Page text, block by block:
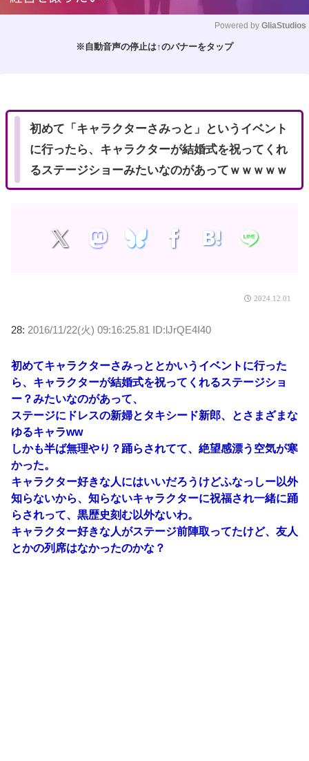
Powered by GliaStudios
※自動音声の停止は↑のバナーをタップ
初めて「キャラクターさみっと」というイベント
に行ったら、キャラクターが結婚式を祝ってくれ
るステージショーみたいなのがあってｗｗｗｗｗ
2024.12.01
28: 2016/11/22(火) 09:16:25.81 ID:lJrQE4I40
初めてキャラクターさみっととかいうイベントに行った
ら、キャラクターが結婚式を祝ってくれるステージショ
ー？みたいなのがあって、
ステージにドレスの新婦とタキシード新郎、とさまざまな
ゆるキャラww
しかも半ば無理やり？踊らされてて、絶望感漂う空気が寒
かった。
キャラクター好きな人にはいいだろうけどふなっしー以外
知らないから、知らないキャラクターに祝福され一緒に踊
らされって、黒歴史刻む以外ないわ。
キャラクター好きな人がステージ前陣取ってたけど、友人
とかの列席はなかったのかな？